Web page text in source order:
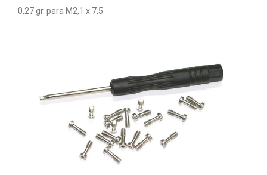
0,27 gr. para M2,1 x 7,5